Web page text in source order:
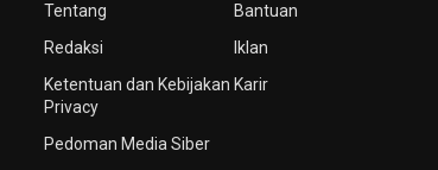
Tentang
Redaksi
Ketentuan dan Kebijakan
Privacy
Pedoman Media Siber
Bantuan
Iklan
Karir